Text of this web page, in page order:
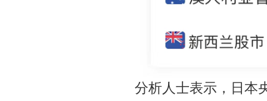
分析人士表示，日本